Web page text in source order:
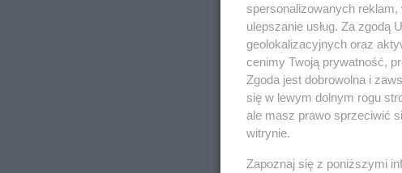
spersonalizowanych
ulepszanie usług. Za zgodą
geolokalizacyjnych oraz
cenimy Twoją prywatność,
Zgoda jest dobrowolna i
się w lewym dolnym rogu
ale masz prawo sprzeciwić
witrynie.
Zapoznaj się z poniższymi